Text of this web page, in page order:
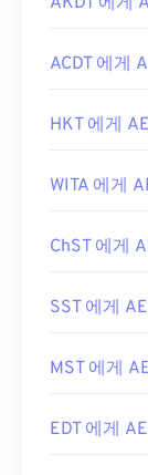
ACDT 에게
HKT 에게
WITA 에게
ChST 에게
SST 에게
MST 에게
EDT 에게